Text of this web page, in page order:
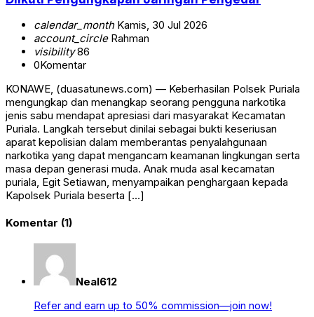
calendar_monthKamis, 30 Jul 2026
account_circleRahman
visibility86
0Komentar
KONAWE, (duasatunews.com) — Keberhasilan Polsek Puriala
mengungkap dan menangkap seorang pengguna narkotika
jenis sabu mendapat apresiasi dari masyarakat Kecamatan
Puriala. Langkah tersebut dinilai sebagai bukti keseriusan
aparat kepolisian dalam memberantas penyalahgunaan
narkotika yang dapat mengancam keamanan lingkungan serta
masa depan generasi muda. Anak muda asal kecamatan
puriala, Egit Setiawan, menyampaikan penghargaan kepada
Kapolsek Puriala beserta […]
Komentar (1)
Neal612
Refer and earn up to 50% commission—join now!